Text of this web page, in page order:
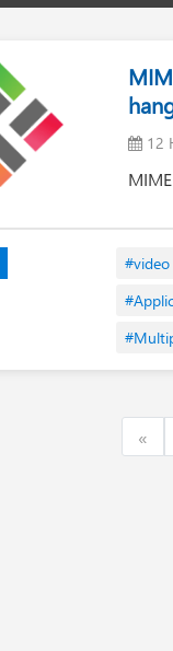
12
#video
«